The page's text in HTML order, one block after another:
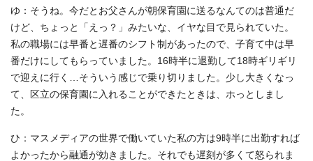
ゆ：そうね。今だとお父さんが朝保育園に送るなんてのは普通だ
けど、ちょっと「えっ？」みたいな、イヤな目で見られていた。
私の職場には早番と遅番のシフト制があったので、子育て中は早
番だけにしてもらっていました。16時半に退勤して18時ギリギリ
で迎えに行く…そういう感じで乗り切りました。少し大きくなっ
て、区立の保育園に入れることができたときは、ホっとしまし
た。
ひ：マスメディアの世界で働いていた私の方は9時半に出勤すれば
よかったから融通が効きました。それでも遅刻が多くて怒られま